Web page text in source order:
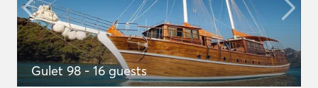
Gulet 98 - 16 guests